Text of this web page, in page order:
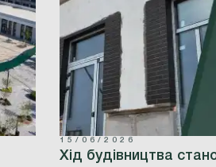
15/06/2026
Хід будівництва